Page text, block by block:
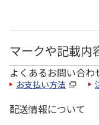
マークや記載内
よくあるお問い合わ
お支払い方法
配送情報について